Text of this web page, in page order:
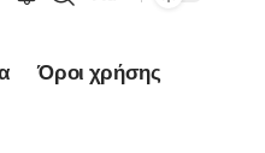
Font
Όροι χρήσης